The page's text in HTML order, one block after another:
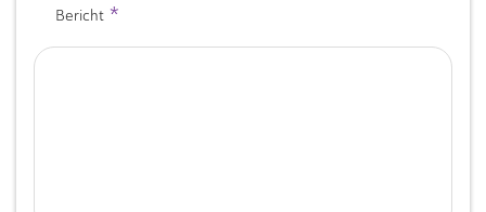
Bericht *